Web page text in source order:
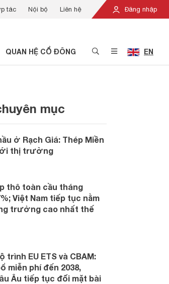
Đăng nhập
tác Nội bộ Liên hệ
QUAN HỆ CỔ ĐÔNG EN
mục
ở Rạch Giá: Thép Miền
thị trường
thô toàn cầu tháng
Việt Nam tiếp tục nằm
trưởng cao nhất thế
trình EU ETS và CBAM:
miễn phí đến 2038,
Âu tiếp tục đối mặt bài